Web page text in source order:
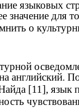
языковых
значение для
о
английский.
[11], язык